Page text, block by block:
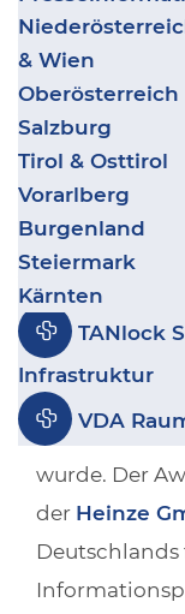
Transport &
Gewerbe &
Wohnbau
Kultur, Sport &
Geschäfte &
Coworking &
Salto
Zurück
disecca
Video-
Zurück
deister
TANlock
Infrastruktur
VDA
& Wien
Oberösterreich
Salzburg
Tirol & Osttirol
Vorarlberg
Burgenland
Steiermark
Kärnten
von
MyLock lässt
Wunder,
SALTO
renommierten
Silber Award
Produkt-
wurde. Der
der Heinze